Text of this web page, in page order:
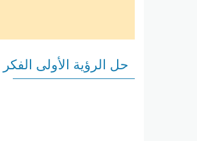
حل الرؤية الأولى